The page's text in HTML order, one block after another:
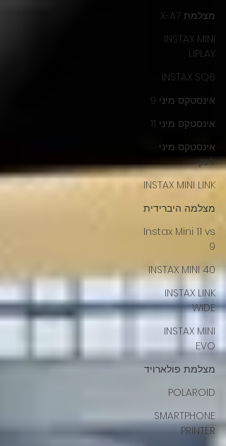
מצלמת X-A7
INSTAX MINI
LIPLAY
INSTAX SQ6
אינסטקס מיני 9
אינסטקס מיני 11
אינסטקס מיני
לינק
INSTAX MINI LINK
מצלמה היברידית
Instax Mini 11 vs
9
INSTAX MINI 40
INSTAX LINK
WIDE
INSTAX MINI
EVO
מצלמת פולארויד
POLAROID
SMARTPHONE
PRINTER